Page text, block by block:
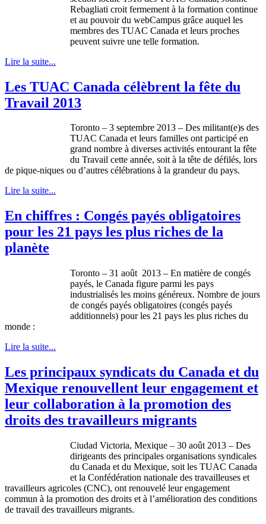
Rebagliati croit fermement à la formation continue
et au pouvoirdu webCampus grâce auquel les
membres des TUAC Canada et leurs proches
peuvent suivre une telle formation.
Lire la suite...
Les TUAC Canada célèbrent la fête du
Travail 2013
Toronto – 3 septembre 2013 – Des militant(e)s des
TUAC Canada et leurs familles ont participé en
grand nombre à diverses activités entourant la fête
du Travail cette année, soit à la tête de défilés, lors
de pique-niques ou d’autres célébrations à la grandeur du pays.
Lire la suite...
En chiffres : Congés payés obligatoires
pour les 21 pays les plus riches de la
planète
Toronto – 31 août 2013 – En matière de congés
payés, le Canada figure parmi les pays
industrialisés les moins généreux. Nombre de jours
de congés payés obligatoires (congés payés
additionnels) pour les 21 pays les plus riches du
monde :
Lire la suite...
Les principaux syndicats du Canada et du
Mexique renouvellent leur engagement et
leur collaboration à la promotion des
droits des travailleurs migrants
Ciudad Victoria, Mexique – 30 août 2013 – Des
dirigeants des principales organisations syndicales
du Canada et du Mexique, soit les TUAC Canada
et la Confédération nationale des travailleuses et
travailleurs agricoles (CNC), ont renouvelé leurengagement
commun à la promotion des droits et à l’amélioration des conditions
de travail des travailleurs migrants.